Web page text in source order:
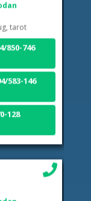
tarot
850-746
583-146
128